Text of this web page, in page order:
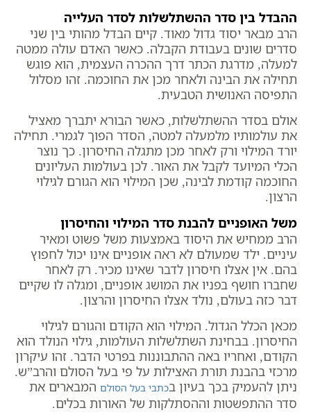
ההבדל בין סדר ההשתלשלות לסדר העלייה
הרב מבאר יסוד גדול מאוד. קיים הבדל מהותי בין שני
סדרים שונים בעבודת הקבלה. כאשר האדם עולה ממטה
למעלה, מדרגת הכתר דרך ההכרה העצמית, הוא פוגש
תחילה את הבינה ולאחר מכן את החוכמה. זהו מסלול
התפיסה האנושית הטבעית.
אולם בסדר ההשתלשלות, כאשר הבורא יתברך מאציל
את עולמותיו מלמעלה למטה, הסדר הפוך לגמרי. תחילה
יורד המילוי ורק לאחר מכן מתגלה החיסרון. כך נוצר
הכלי המיועד לקבל את האור. לכן בעולמות העליונים
החוכמה קודמת לבינה, שכן המילוי הוא הגורם לגילוי
הרצון.
משל האופניים להבנת סדר המילוי והחיסרון
הרב ממחיש את היסוד באמצעות משל פשוט ומאיר
עיניים. ילד שמעולם לא ראה אופניים אינו יכול לחפוץ
בהם. אין אצלו חיסרון לדבר שאינו מכיר. רק לאחר
שחברו חושף בפניו את המושג אופניים, ומגלה לו שקיים
דבר כזה בעולם, נולד אצלו החיסרון והרצון.
מכאן הכלל הגדול. המילוי הוא הקודם והגורם לגילוי
החיסרון. בבחינת השתלשלות העולמות, גילוי הנולד הוא
הקודם, ואחריו באה ההתבוננות בפרטי הדבר. זהו עיקרון
מרכזי בהבנת תורת האצילות על פי בעל הסולם והרב”ש.
ניתן להעמיק בכך בעיון בכתבי בעל הסולם המבארים את
סדר ההתפשטות וההסתלקות של האורות בכלים.